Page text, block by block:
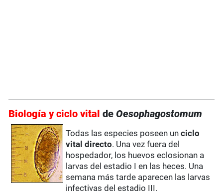
Biología y ciclo vital deOesophagostomum
Todas las especies poseen unciclo
vital directo. Una vez fuera del
hospedador, los huevos eclosionan a
larvas del estadio I en las heces. Una
semana más tarde aparecen las larvas
infectivas del estadio III.